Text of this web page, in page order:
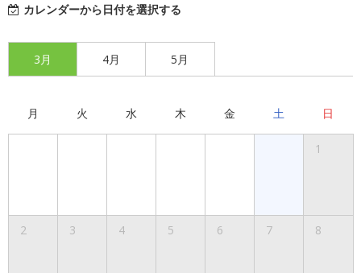
カレンダーから日付を選択する
3月 4月 5月
月 火 水 木 金 土 日
1
2 3 4 5 6 7 8